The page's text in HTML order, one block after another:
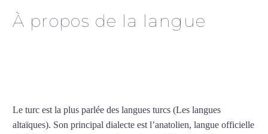
À propos de la langue
Le turc est la plus parlée des langues turcs (Les langues
altaïques). Son principal dialecte est l’anatolien, langue officielle